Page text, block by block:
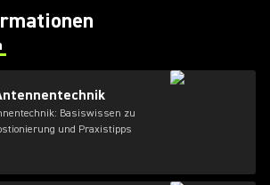
Basiswissen zu
und Praxistipps